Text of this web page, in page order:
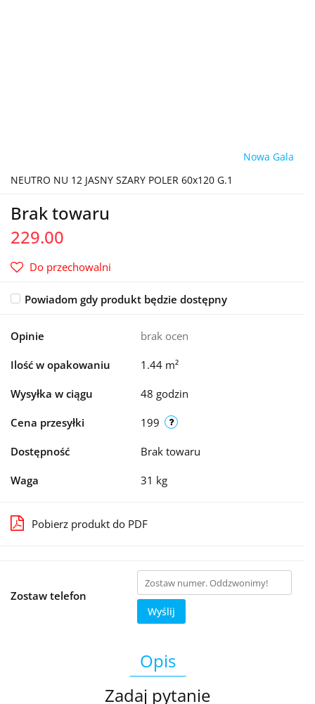
Nowa Gala
NEUTRO NU 12 JASNY SZARY POLER 60x120 G.1
Brak towaru
229.00
Do przechowalni
Powiadom gdy produkt będzie dostępny
Opinie brak ocen
Ilość w opakowaniu 1.44 m²
Wysyłka w ciągu 48 godzin
Cena przesyłki 199
Dostępność Brak towaru
Waga 31 kg
Pobierz produkt do PDF
Zostaw telefon
Wyślij
Opis
Zadaj pytanie